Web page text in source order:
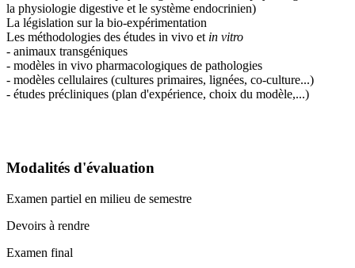
la physiologie digestive et le système endocrinien)
La législation sur la bio-expérimentation
Les méthodologies des études in vivo et in vitro
- animaux transgéniques
- modèles in vivo pharmacologiques de pathologies
- modèles cellulaires (cultures primaires, lignées, co-culture...)
- études précliniques (plan d'expérience, choix du modèle,...)
Modalités d'évaluation
Examen partiel en milieu de semestre
Devoirs à rendre
Examen final